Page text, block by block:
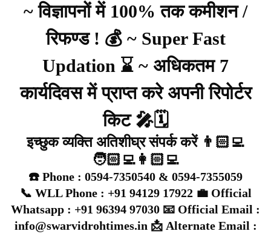
~ विज्ञापनों में 100% तक कमीशन /
रिफण्ड ! 💰 ~ Super Fast
Updation ⌛ ~ अधिकतम 7
कार्यदिवस में प्राप्त करे अपनी रिपोर्टर
किट 🎤🗓️
इच्छुक व्यक्ति अतिशीघ्र संपर्क करें 👨🏻‍💻
🧑🏻‍💻👩🏻‍💻
☎️ Phone : 0594-7350540 & 0594-7355059
📞 WLL Phone : +91 94129 17922 💼 Official
Whatsapp : +91 96394 97030 📧 Official Email :
info@swarvidrohtimes.in 📩 Alternate Email :